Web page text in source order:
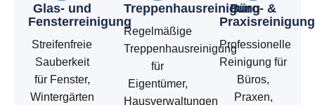
Glas- und
Fensterreinigung
Streifenfreie
Sauberkeit
für Fenster,
Wintergärten
Treppenhausreinigung
Regelmäßige
Treppenhausreinigung
für
Eigentümer,
Hausverwaltungen
Büro- &
Praxisreinigung
Professionelle
Reinigung für
Büros,
Praxen,